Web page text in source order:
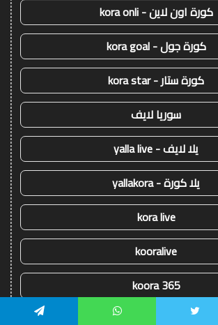
كورة اون لاين - kora onli
كورة جول - kora goal
كورة ستار - kora star
سوريا لايف
يلا لايف - yalla live
يلا كورة - yallakora
kora live
kooralive
koora 365